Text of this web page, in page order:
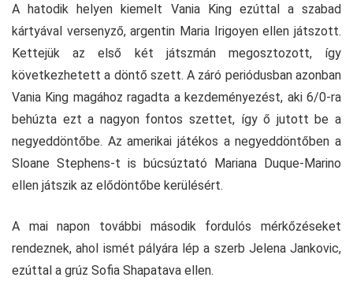
A hatodik helyen kiemelt Vania King ezúttal a szabad
kártyával versenyző, argentin Maria Irigoyen ellen játszott.
Kettejük az első két játszmán megosztozott, így
következhetett a döntő szett. A záró periódusban azonban
Vania King magához ragadta a kezdeményezést, aki 6/0-ra
behúzta ezt a nagyon fontos szettet, így ő jutott be a
negyeddöntőbe. Az amerikai játékos a negyeddöntőben a
Sloane Stephens-t is búcsúztató Mariana Duque-Marino
ellen játszik az elődöntőbe kerülésért.
A mai napon további második fordulós mérkőzéseket
rendeznek, ahol ismét pályára lép a szerb Jelena Jankovic,
ezúttal a grúz Sofia Shapatava ellen.